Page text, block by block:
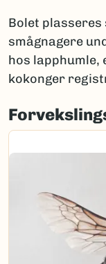
Bolet plasseres
smågnagere
hos lapphumle,
kokonger